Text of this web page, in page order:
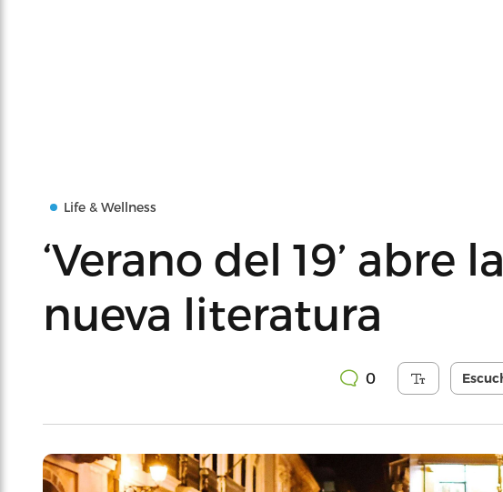
Life & Wellness
‘Verano del 19’ abre
nueva literatura
0